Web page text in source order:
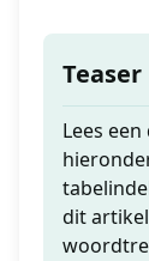
Teaser
Lees
dit